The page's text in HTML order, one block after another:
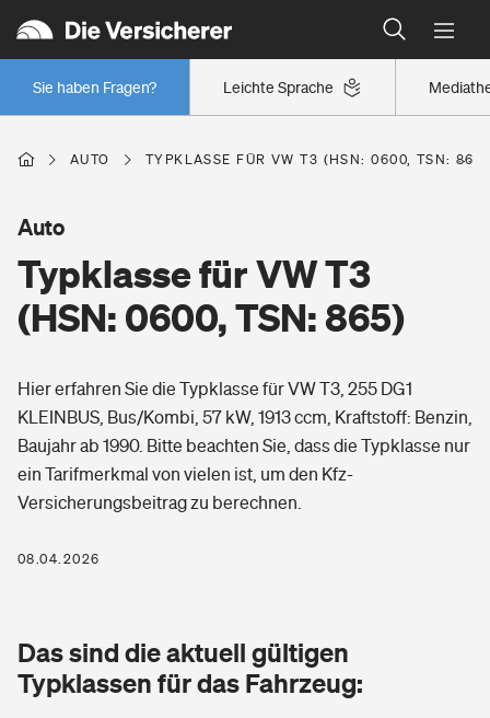
Leichte Sprache
Sie haben Fragen?
Wer versichert was: Jetzt Versicherer finden
Regionalklassen: So ist Ihre Region eingestuft
Wer versichert was: Jetzt Versicherer finden
Berufsunfähigkeitsversicherung
Erwerbsunfähigkeitsversicherung
Grundfähigkeitsversicherung
Arbeitsrechtsschutz
Berufshaftpflichtversicherung
Zur Übersicht
Tools
Wohnen
Glasversicherung
Freizeit
Pri­vate Haft­pflicht­
Kinderunfall­ver­si­che­rung
Gesundheit
Private Krankenversicherung
Dread-Disease-Versicherung
AUTO TYPKLASSE FÜR VW T3 (HSN: 0600, TSN: 865)
Typklasse für VW T3
(HSN: 0600, TSN: 865)
Auto
Hier erfahren Sie die Typklasse für VW T3, 255 DG1
KLEINBUS, Bus/Kombi, 57 kW, 1913 ccm, Kraftstoff: Benzin,
Baujahr ab 1990. Bitte beachten Sie, dass die Typklasse nur
ein Tarifmerkmal von vielen ist, um den Kfz-
Versicherungsbeitrag zu berechnen.
08.04.2026
Das sind die aktuell gültigen
Typklassen für das Fahrzeug: